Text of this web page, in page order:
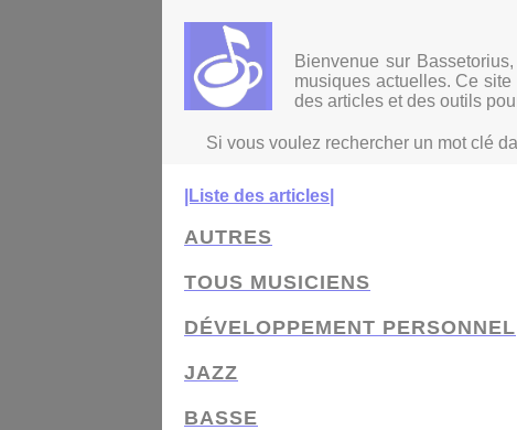
Bienvenue sur
musiques actuelles. Ce
des articles et des outils
Si vous voulez rechercher un mot clé
|Liste des articles|
AUTRES
TOUS MUSICIENS
DÉVELOPPEMENT PERSONNEL
JAZZ
BASSE